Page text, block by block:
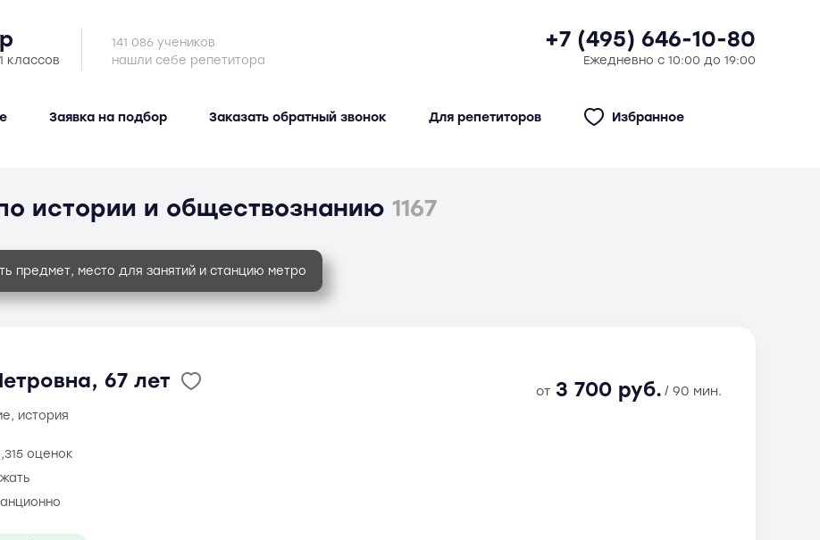
+7 (495) 646-10-80
классов Ежедневно с 10:00 до 19:00
141 086 учеников
нашли себе репетитора
Заявка на подбор Заказать обратный звонок Для репетиторов Избранное
истории и обществознанию 1167
предмет, место для занятий и станцию метро
67 лет от 3 700 руб. / 90 мин.
история
315 оценок